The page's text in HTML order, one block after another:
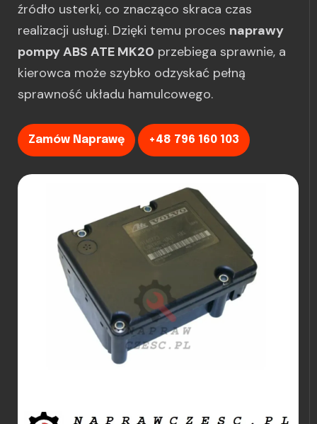
źródło usterki, co znacząco skraca czas
realizacji usługi. Dzięki temu proces naprawy
pompy ABS ATE MK20 przebiega sprawnie, a
kierowca może szybko odzyskać pełną
sprawność układu hamulcowego.
Zamów Naprawę +48 796 160 103